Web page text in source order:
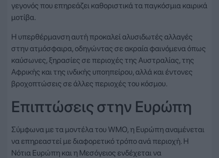
γεγονός που επηρεάζει καθοριστικά τα παγκόσμια καιρικά
μοτίβα.
Η υπερθέρμανση αυτή προκαλεί αλυσιδωτές αλλαγές
στην ατμόσφαιρα, οδηγώντας σε ακραία φαινόμενα όπως
καύσωνες, ξηρασίες σε περιοχές της Αυστραλίας, της
Αφρικής και της ινδικής υποηπείρου, αλλά και έντονες
βροχοπτώσεις σε άλλες περιοχές του κόσμου.
Επιπτώσεις στην Ευρώπη
Σύμφωνα με τα μοντέλα του WMO, η Ευρώπη αναμένεται
να επηρεαστεί με διαφορετικό τρόπο ανά περιοχή. Η
Νότια Ευρώπη και η Μεσόγειος ενδέχεται να